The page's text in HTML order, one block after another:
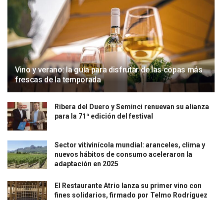
Vino y verano: la guía para disfrutar de las copas más
frescas de la temporada
Ribera del Duero y Seminci renuevan su alianza
para la 71ª edición del festival
Sector vitivinícola mundial: aranceles, clima y
nuevos hábitos de consumo aceleraron la
adaptación en 2025
El Restaurante Atrio lanza su primer vino con
fines solidarios, firmado por Telmo Rodríguez